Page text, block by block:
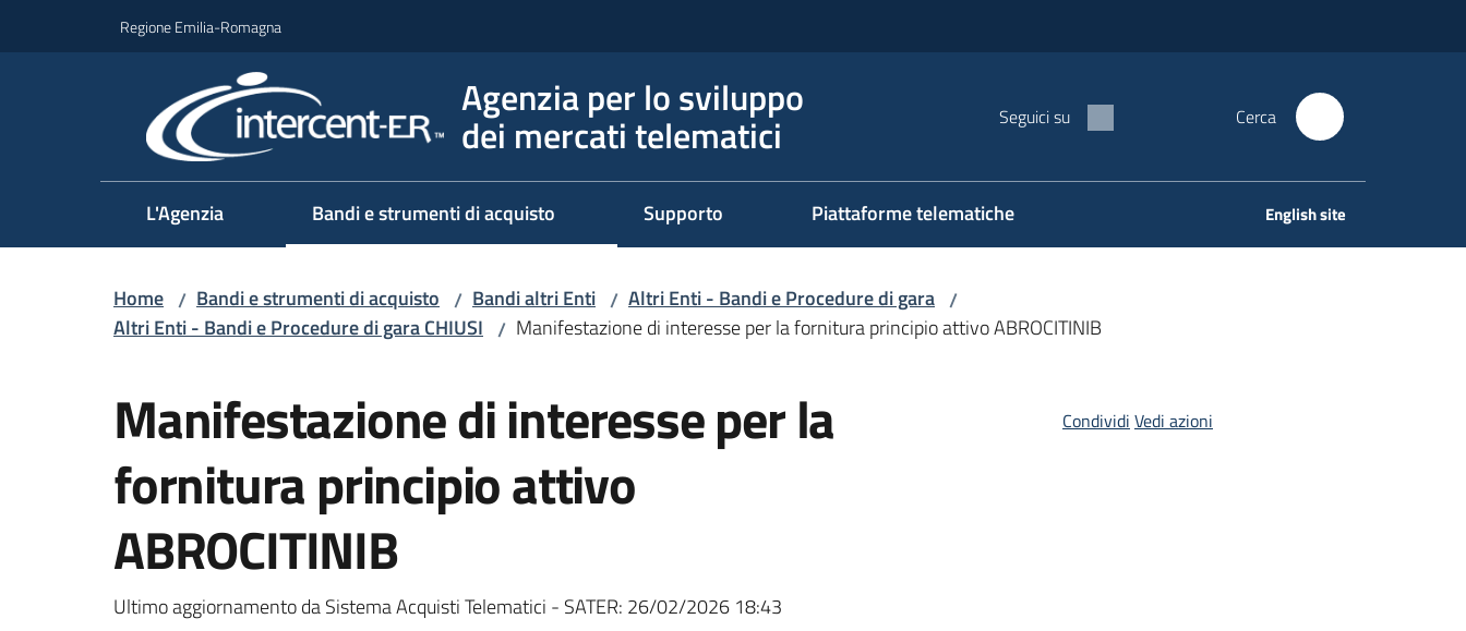
Regione Emilia-Romagna
Agenzia per lo sviluppo
dei mercati telematici Seguici su Cerca
L'Agenzia Bandi e strumenti di acquisto Supporto Piattaforme telematiche English site
Home / Bandi e strumenti di acquisto / Bandi altri Enti / Altri Enti - Bandi e Procedure di gara /
Altri Enti - Bandi e Procedure di gara CHIUSI / Manifestazione di interesse per la fornitura principio attivo ABROCITINIB
Manifestazione di interesse per la
fornitura principio attivo
ABROCITINIB
Ultimo aggiornamento da Sistema Acquisti Telematici - SATER: 26/02/2026 18:43
Condividi Vedi azioni